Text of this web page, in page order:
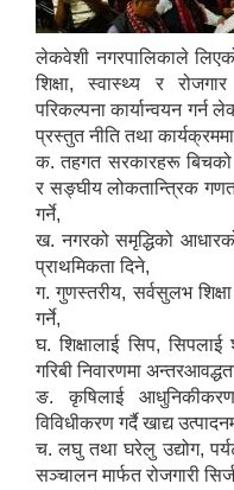
लेकवेशी नगरपालिकाले
शिक्षा, स्वास्थ्य र
परिकल्पना कार्यान्वयन गर्न
प्रस्तुत नीति तथा
क. तहगत सरकारहरू बिचको
र सङ्घीय लोकतान्त्रिक
गर्ने,
ख. नगरको समृद्धिको
प्राथमिकता दिने,
ग. गुणस्तरीय, सर्वसुलभ
गर्ने,
घ. शिक्षालाई सिप, सिपलाई
गरिबी निवारणमा
ङ. कृषिलाई
विविधीकरण गर्दै खाद्य
च. लघु तथा घरेलु उद्योग,
सञ्चालन मार्फत रोजगारी